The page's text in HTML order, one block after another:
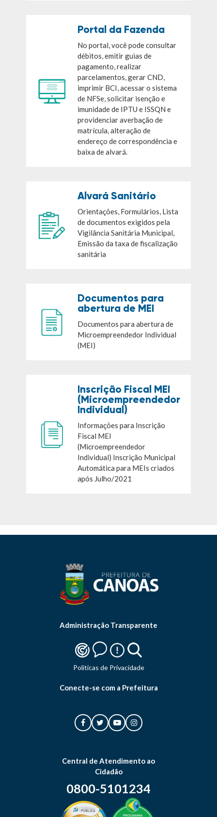
Portal da Fazenda
No portal, você pode consultar
débitos, emitir guias de
pagamento, realizar
parcelamentos, gerar CND,
imprimir BCI, acessar o sistema
de NFSe, solicitar isenção e
imunidade de IPTU e ISSQN e
providenciar averbação de
matrícula, alteração de
endereço de correspondência e
baixa de alvará.
Alvará Sanitário
Orientações, Formulários, Lista
de documentos exigidos pela
Vigilância Sanitária Municipal,
Emissão da taxa de fiscalização
sanitária
Documentos para
abertura de MEI
Documentos para abertura de
Microempreendedor Individual
(MEI)
Inscrição Fiscal MEI
(Microempreendedor
Individual)
Informações para Inscrição
Fiscal MEI
(Microempreendedor
Individual) Inscrição Municipal
Automática para MEIs criados
após Julho/2021
Administração Transparente
Politicas de Privacidade
Conecte-se com a Prefeitura
Central de Atendimento ao
Cidadão
0800-5101234